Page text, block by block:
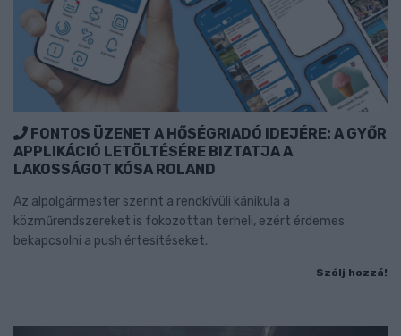
FONTOS ÜZENET A HŐSÉGRIADÓ IDEJÉRE: A GYŐR
APPLIKÁCIÓ LETÖLTÉSÉRE BIZTATJA A
LAKOSSÁGOT KÓSA ROLAND
Az alpolgármester szerint a rendkívüli kánikula a
közműrendszereket is fokozottan terheli, ezért érdemes
bekapcsolni a push értesítéseket.
Szólj hozzá!